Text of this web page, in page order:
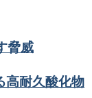
脅威
高耐久酸化物